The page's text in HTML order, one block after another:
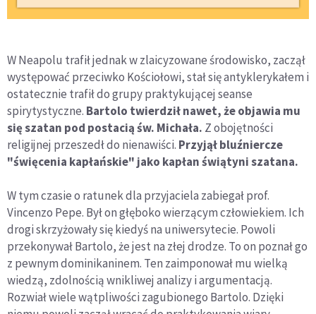
W Neapolu trafił jednak w zlaicyzowane środowisko, zaczął
występować przeciwko Kościołowi, stał się antyklerykałem i
ostatecznie trafił do grupy praktykującej seanse
spirytystyczne. Bartolo twierdził nawet, że objawia mu
się szatan pod postacią św. Michała. Z obojętności
religijnej przeszedł do nienawiści. Przyjął bluźniercze
"święcenia kapłańskie" jako kapłan świątyni szatana.
W tym czasie o ratunek dla przyjaciela zabiegał prof.
Vincenzo Pepe. Był on głęboko wierzącym człowiekiem. Ich
drogi skrzyżowały się kiedyś na uniwersytecie. Powoli
przekonywał Bartolo, że jest na złej drodze. To on poznał go
z pewnym dominikaninem. Ten zaimponował mu wielką
wiedzą, zdolnością wnikliwej analizy i argumentacją.
Rozwiał wiele wątpliwości zagubionego Bartolo. Dzięki